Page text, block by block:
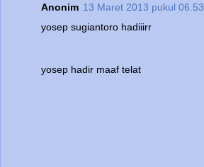
Anonim 13 Maret 2013 pukul 06.53
yosep sugiantoro hadiiirr
yosep hadir maaf telat